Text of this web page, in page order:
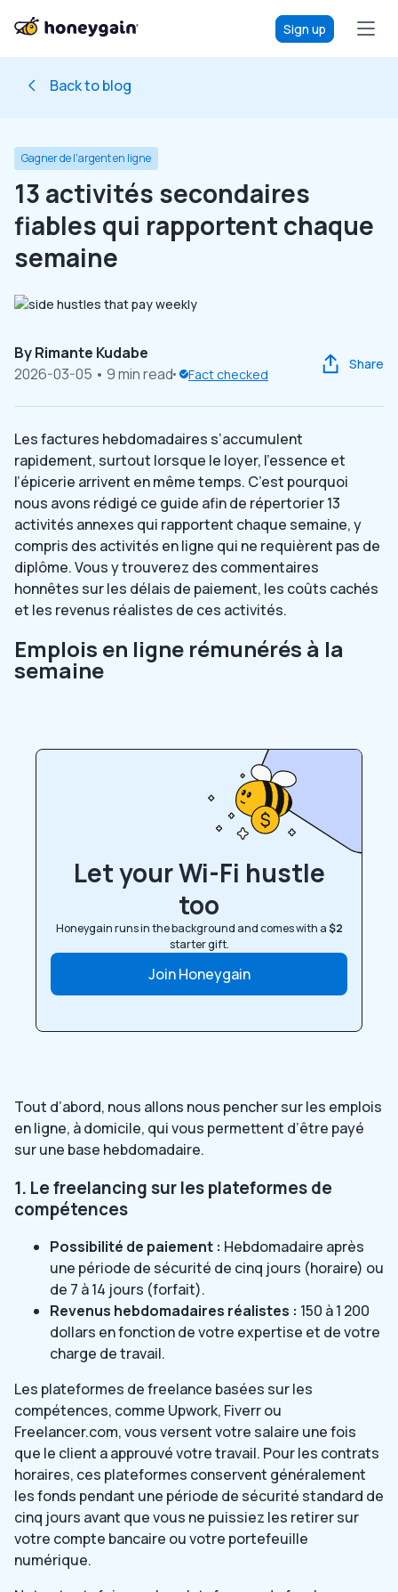
Sign up
Back to blog
Gagner de l'argent en ligne
13 activités secondaires
fiables qui rapportent chaque
semaine
ByRimante Kudabe
2026-03-05 • 9 min read Fact checked
Share
Les factures hebdomadaires s’accumulent
rapidement, surtout lorsque le loyer, l’essence et
l’épicerie arrivent en même temps. C’est pourquoi
nous avons rédigé ce guide afin de répertorier 13
activités annexes qui rapportent chaque semaine, y
compris des activités en ligne qui ne requièrent pas de
diplôme. Vous y trouverez des commentaires
honnêtes sur les délais de paiement, les coûts cachés
et les revenus réalistes de ces activités.
Emplois en ligne rémunérés à la
semaine
Let your Wi-Fi hustle
too
Honeygain runs in the background and comes with a$2
starter gift.
Join Honeygain
Tout d’abord, nous allons nous pencher sur les emplois
en ligne, à domicile, qui vous permettent d’être payé
sur une base hebdomadaire.
1. Le freelancing sur les plateformes de
compétences
Possibilité de paiement : Hebdomadaire après
une période de sécurité de cinq jours (horaire) ou
de 7 à 14 jours (forfait).
Revenus hebdomadaires réalistes : 150 à 1 200
dollars en fonction de votre expertise et de votre
charge de travail.
Les plateformes de freelance basées sur les
compétences, comme Upwork, Fiverr ou
Freelancer.com, vous versent votre salaire une fois
que le client a approuvé votre travail. Pour les contrats
horaires, ces plateformes conservent généralement
les fonds pendant une période de sécurité standard de
cinq jours avant que vous ne puissiez les retirer sur
votre compte bancaire ou votre portefeuille
numérique.